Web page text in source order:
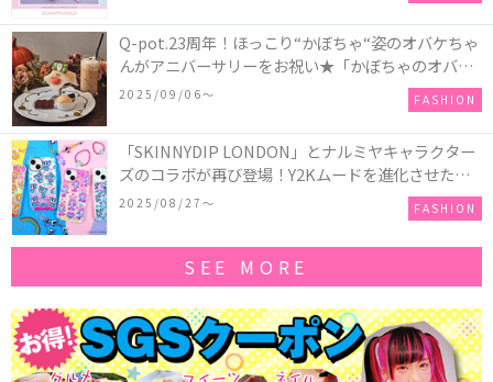
Q-pot.23周年！ほっこり“かぼちゃ“姿のオバケちゃ
んがアニバーサリーをお祝い★「かぼちゃのオバケ
ーキアクセサリー」が新発売！Q-pot CAFE.では
「かぼちゃのオバケーキプレート」も登場
2025/09/06〜 FASHION
「SKINNYDIP LONDON」とナルミヤキャラクター
ズのコラボが再び登場！Y2Kムードを進化させた新
作コレクションを発売♪
2025/08/27〜 FASHION
SEE MORE